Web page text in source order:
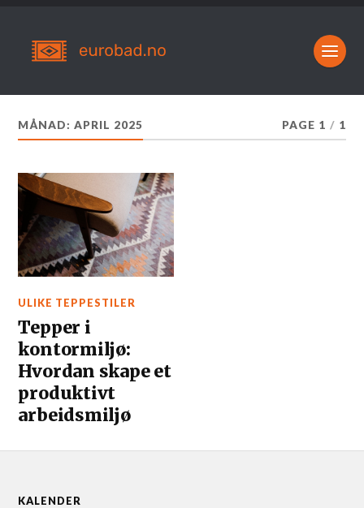
MÅNAD:APRIL 2025 PAGE 1 / 1
ULIKE TEPPESTILER
Tepper i
kontormiljø:
Hvordan skape et
produktivt
arbeidsmiljø
KALENDER